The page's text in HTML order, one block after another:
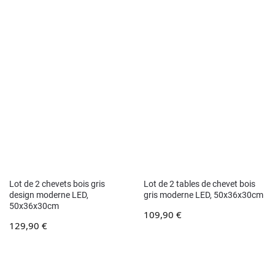
Lot de 2 chevets bois gris
design moderne LED,
50x36x30cm
129,90 €
Lot de 2 tables de chevet bois
gris moderne LED, 50x36x30cm
109,90 €